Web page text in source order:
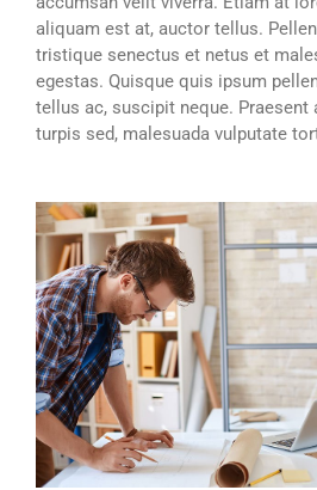
aliquam est at, auctor tellus.
tristique senectus et netus et
egestas. Quisque quis ipsum
tellus ac, suscipit neque. Praesent
turpis sed, malesuada vulputate